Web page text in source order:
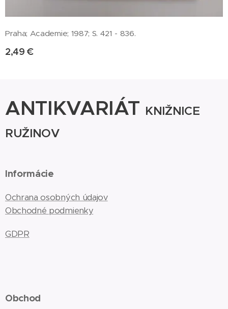
Praha; Academie; 1987; S. 421 - 836.
2,49 €
ANTIKVARIÁT KNIŽNICE
RUŽINOV
Informácie
Ochrana osobných údajov
Obchodné podmienky
GDPR
Obchod